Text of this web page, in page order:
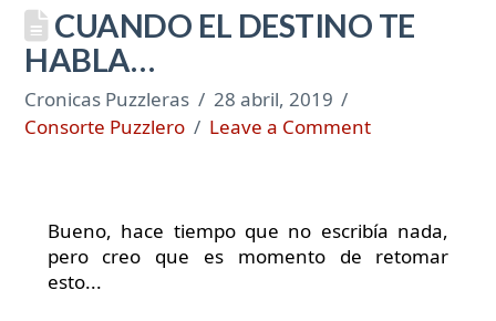
CUANDO EL DESTINO TE
HABLA…
Cronicas Puzzleras
28 abril, 2019
Consorte Puzzlero
Leave a Comment
Bueno, hace tiempo que no escribía nada,
pero creo que es momento de retomar
esto...